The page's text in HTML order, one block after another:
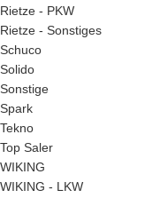
Rietze - PKW
Rietze - Sonstiges
Schuco
Solido
Sonstige
Spark
Tekno
Top Saler
WIKING
WIKING - LKW